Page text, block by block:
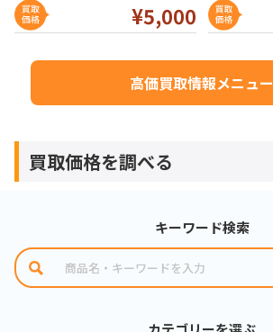
¥5,000
高価買取情報メニュー
買取価格を調べる
キーワード検索